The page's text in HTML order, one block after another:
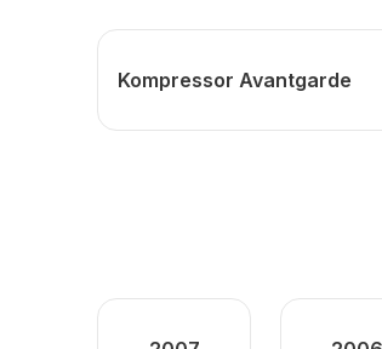
Kompressor Avantgarde